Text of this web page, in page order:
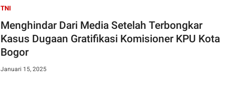
TNI
Menghindar Dari Media Setelah Terbongkar
Kasus Dugaan Gratifikasi Komisioner KPU Kota
Bogor
Januari 15, 2025